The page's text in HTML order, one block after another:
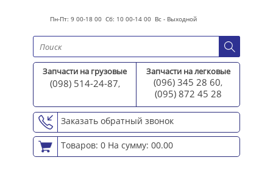
Пн-Пт: 9 00-18 00 Сб: 10 00-14 00 Вс - Выходной
Запчасти на грузовые
(098) 514-24-87,
Запчасти на легковые
(096) 345 28 60,
(095) 872 45 28
Заказать обратный звонок
Товаров: 0 На сумму: 00.00